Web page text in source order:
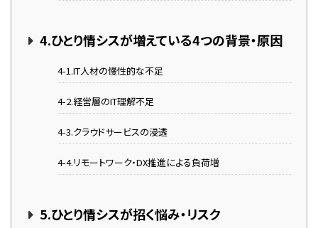
4.ひとり情シスが増えている4つの背景・原因
4-1.IT人材の慢性的な不足
4-2.経営層のIT理解不足
4-3.クラウドサービスの浸透
4-4.リモートワーク・DX推進による負荷増
5.ひとり情シスが招く悩み・リスク